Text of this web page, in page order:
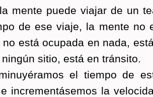
mente puede via­jar de un
de ese viaje, la mente no
no está ocu­pa­da en nada,
sitio, está en trán­si­to.
el tiem­po de
in­cre­men­tá­se­mos la